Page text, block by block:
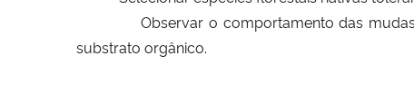
Observar o comportamento das mudas de
substrato orgânico.